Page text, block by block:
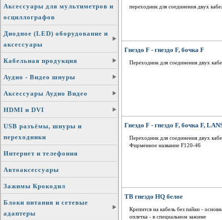
Аксессуары для мультиметров и
осциллографов
Диодное (LED) оборудование и
аксессуары
Кабельная продукция
Аудио - Видео шнуры
Аксессуары Аудио Видео
HDMI и DVI
USB разъёмы, шнуры и
переходники
Интернет и телефония
Автоаксессуары
Зажимы Крокодил
Блоки питания и сетевые
адаптеры
переходник для соединения двух
Гнездо F - гнездо F, бочка F
Переходник для соединения двух
Гнездо F - гнездо F, бочка F,
Переходник для соединения двух
Фирменное название F120-46
ТВ гнездо HQ белое
Крепится на кабель без пайки -
оплетка - в специальном зажиме